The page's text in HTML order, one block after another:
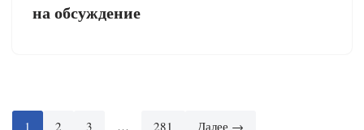
на обсуждение
1 2 3 … 281 Далее →